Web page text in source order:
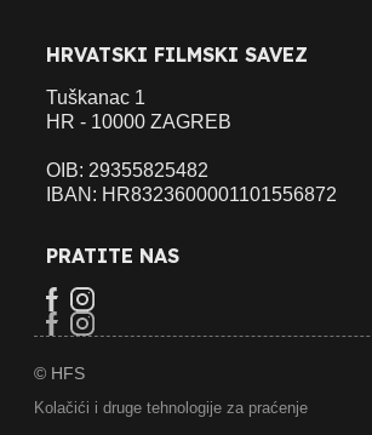
HRVATSKI FILMSKI SAVEZ
Tuškanac 1
HR - 10000 ZAGREB
OIB: 29355825482
IBAN: HR8323600001101556872
PRATITE NAS
© HFS
Kolačići i druge tehnologije za praćenje